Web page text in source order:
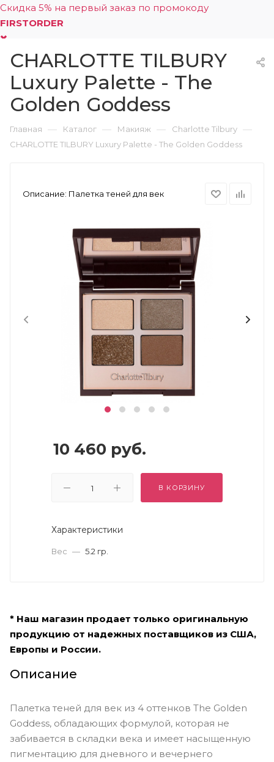
Скидка 5% на первый заказ по промокоду
FIRSTORDER
0
CHARLOTTE TILBURY
Luxury Palette - The
Golden Goddess
Главная — Каталог — Макияж — Charlotte Tilbury —
CHARLOTTE TILBURY Luxury Palette - The Golden Goddess
Описание: Палетка теней для век
10 460 руб.
В КОРЗИНУ
Характеристики
Вес — 5.2 гр.
* Наш магазин продает только оригинальную
продукцию от надежных поставщиков из США,
Европы и России.
Описание
Палетка теней для век из 4 оттенков The Golden
Goddess, обладающих формулой, которая не
забивается в складки века и имеет насыщенную
пигментацию для дневного и вечернего